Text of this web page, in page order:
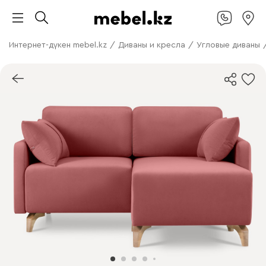
Интернет-дүкен mebel.kz / Диваны и кресла / Угловые диваны